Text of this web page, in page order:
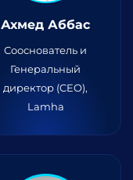
Ахмед Аббас
Сооснователь и
Генеральный
директор (CEO),
Lamha